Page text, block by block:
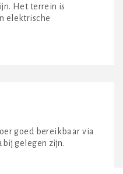
Het terrein is
elektrische
goed bereikbaar via
gelegen zijn.